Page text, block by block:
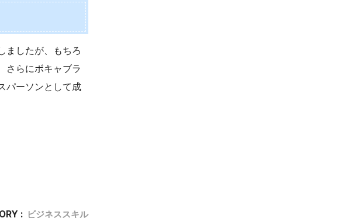
ましたが、もちろ
さらにボキャブラ
パーソンとして成
: ビジネススキル